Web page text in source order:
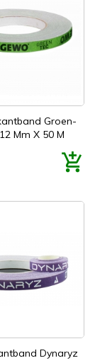
Groen-
Mm X 50 M
Dynaryz